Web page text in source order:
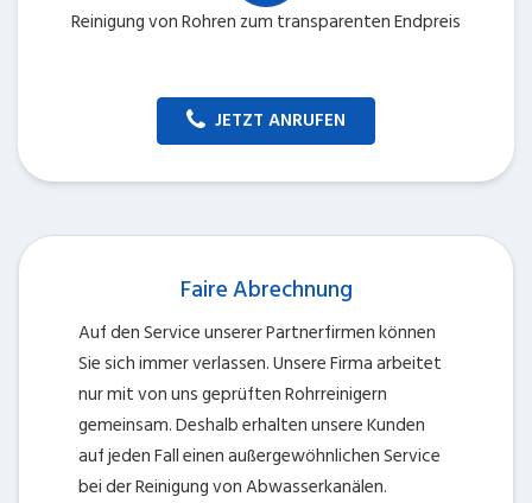
Reinigung von Rohren zum transparenten Endpreis
JETZT ANRUFEN
Faire Abrechnung
Auf den Service unserer Partnerfirmen können
Sie sich immer verlassen. Unsere Firma arbeitet
nur mit von uns geprüften Rohrreinigern
gemeinsam. Deshalb erhalten unsere Kunden
auf jeden Fall einen außergewöhnlichen Service
bei der Reinigung von Abwasserkanälen.